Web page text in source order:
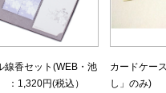
線香セット(WEB・池
：1,320円(税込）
カードケー
し」のみ)